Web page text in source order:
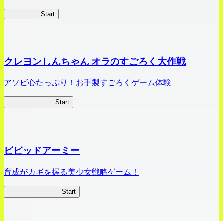
Start
クレヨンしんちゃん オラのすごろく大作戦
アソビ心たっぷり！お手製すごろくゲーム体験
Start
ビビッドアーミー
育成がカギを握る美少女戦略ゲーム！
Start